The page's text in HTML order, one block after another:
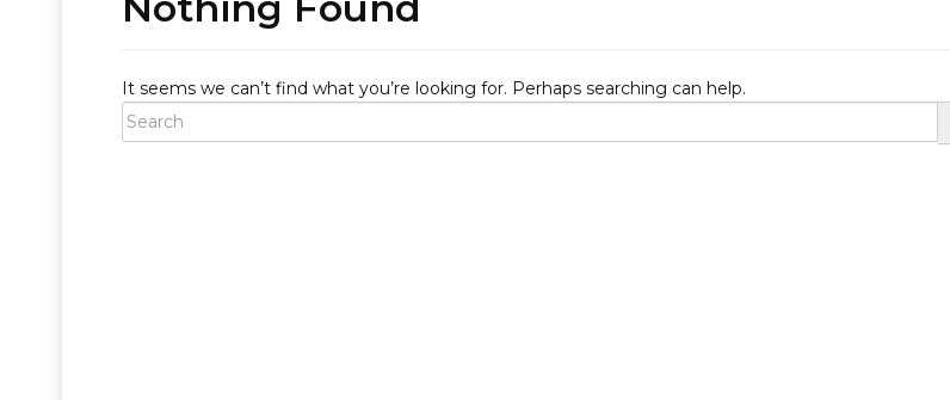
It seems we can’t find what you’re looking for. Perhaps searching can help.